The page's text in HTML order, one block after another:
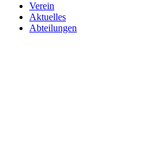
Verein
Aktuelles
Abteilungen